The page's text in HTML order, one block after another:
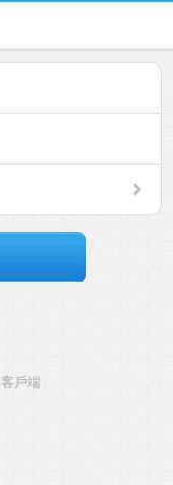
客戶端